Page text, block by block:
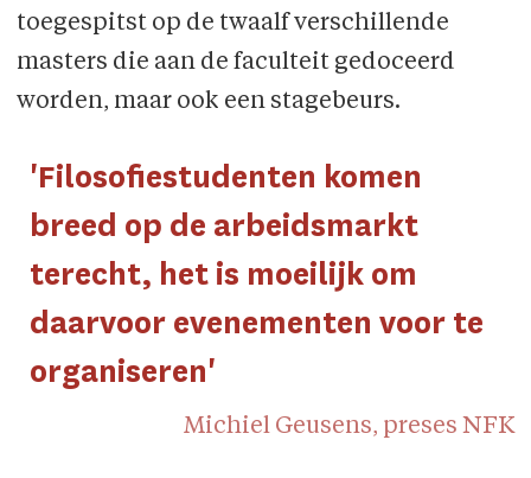
toegespitst op de twaalf verschillende
masters die aan de faculteit gedoceerd
worden, maar ook een stagebeurs.
'Filosofiestudenten komen
breed op de arbeidsmarkt
terecht, het is moeilijk om
daarvoor evenementen voor te
organiseren'
Michiel Geusens, preses NFK